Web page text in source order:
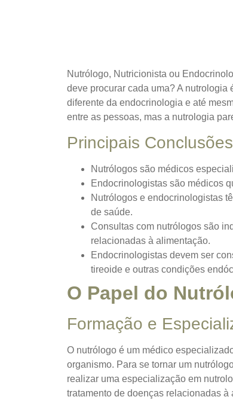
Nutrólogo, Nutricionista ou
deve procurar cada uma? A
diferente da endocrinologia e até
entre as pessoas, mas a nutrologia
Principais Conclusões
Nutrólogos são médicos
Endocrinologistas são médicos
Nutrólogos e endocrinologistas
de saúde.
Consultas com nutrólogos são
relacionadas à alimentação.
Endocrinologistas devem ser
tireoide e outras condições
O Papel do
Formação e
O nutrólogo é um médico
organismo. Para se tornar um
realizar uma especialização em
tratamento de doenças relacionadas